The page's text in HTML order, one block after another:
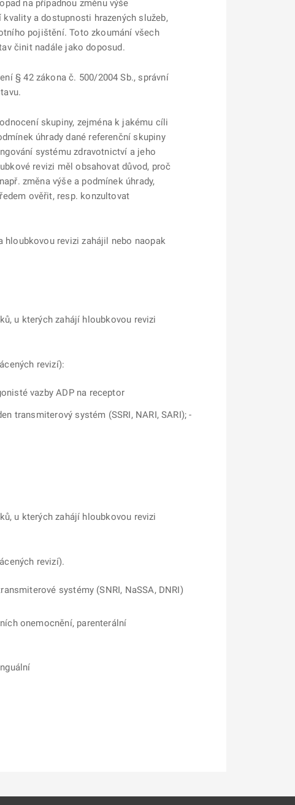
na případnou změnu výše
a dostupnosti hrazených služeb,
pojištění. Toto zkoumání všech
činit nadále jako doposud.
§ 42 zákona č. 500/2004 Sb., správní
skupiny, zejména k jakému cíli
úhrady dané referenční skupiny
systému zdravotnictví a jeho
revizi měl obsahovat důvod, proč
změna výše a podmínek úhrady,
ověřit, resp. konzultovat
hloubkovou revizi zahájil nebo naopak
u kterých zahájí hloubkovou revizi
revizí):
vazby ADP na receptor
transmiterový systém (SSRI, NARI, SARI); -
u kterých zahájí hloubkovou revizi
revizí).
systémy (SNRI, NaSSA, DNRI)
onemocnění, parenterální